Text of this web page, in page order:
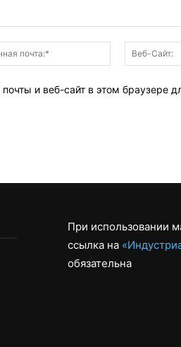
Электронная
почта:*
и веб-сайт в этом браузере
При использовании
ссылка на
обязательна